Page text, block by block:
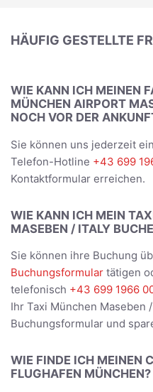
HÄUFIG GESTELLTE
WIE KANN ICH MEINEN
MÜNCHEN AIRPORT
NOCH VOR DER
Sie können uns jederzeit
Telefon-Hotline +43 699
Kontaktformular erreichen.
WIE KANN ICH MEIN
MASEBEN / ITALY
Sie können ihre Buchung
Buchungsformular tätigen
telefonisch +43 699 1966
Ihr Taxi München Maseben
Buchungsformular und
WIE FINDE ICH MEINEN
FLUGHAFEN MÜNCHEN?